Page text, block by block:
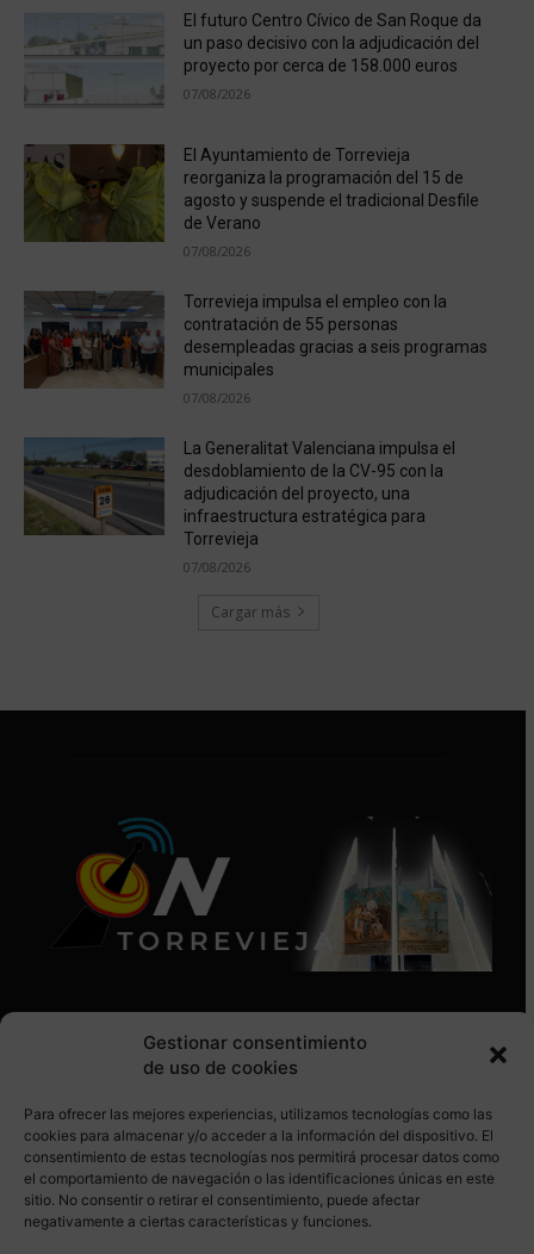
Gestionar consentimiento
de uso de cookies
Para ofrecer las mejores experiencias, utilizamos tecnologías como las
cookies para almacenar y/o acceder a la información del dispositivo. El
consentimiento de estas tecnologías nos permitirá procesar datos como
el comportamiento de navegación o las identificaciones únicas en este
sitio. No consentir o retirar el consentimiento, puede afectar
negativamente a ciertas características y funciones.
El futuro Centro Cívico de San Roque da
un paso decisivo con la adjudicación del
proyecto por cerca de 158.000 euros
07/08/2026
El Ayuntamiento de Torrevieja
reorganiza la programación del 15 de
agosto y suspende el tradicional Desfile
de Verano
07/08/2026
Torrevieja impulsa el empleo con la
contratación de 55 personas
desempleadas gracias a seis programas
municipales
07/08/2026
La Generalitat Valenciana impulsa el
desdoblamiento de la CV-95 con la
adjudicación del proyecto, una
infraestructura estratégica para
Torrevieja
07/08/2026
Cargar más
SÍGUENOS EN REDES SOCIALES